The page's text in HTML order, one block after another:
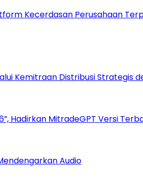
Kecerdasan Perusahaan
Kemitraan Distribusi Strategis
Hadirkan MitradeGPT Versi
Audio